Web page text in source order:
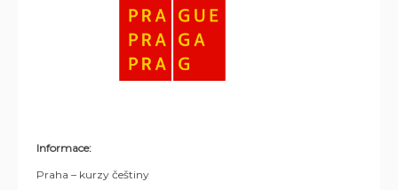
Informace:
Praha – kurzy češtiny